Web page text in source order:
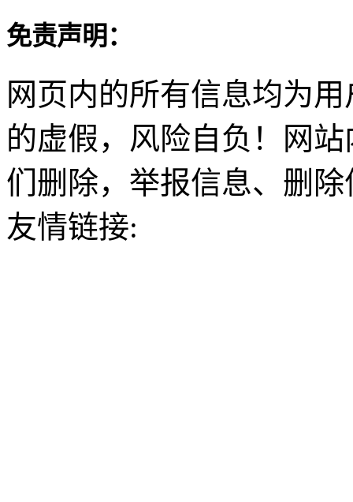
免责声明：
网页内的所有信息均为
的虚假，风险自负！网
们删除，举报信息、删
友情链接: